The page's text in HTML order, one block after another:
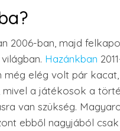
2006-ban, majd
Hazánkban
még elég volt pár
a játékosok a
van szükség.
ebből nagyjából